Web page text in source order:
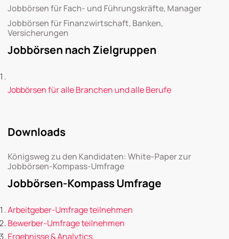
Jobbörsen für Fach- und Führungskräfte, Manager
Jobbörsen für Finanzwirtschaft, Banken,
Versicherungen
Jobbörsen nach Zielgruppen
Jobbörsen für alle Branchen und alle Berufe
Downloads
Königsweg zu den Kandidaten: White-Paper zur
Jobbörsen-Kompass-Umfrage
Jobbörsen-Kompass Umfrage
Arbeitgeber-Umfrage teilnehmen
Bewerber-Umfrage teilnehmen
Ergebnisse & Analytics